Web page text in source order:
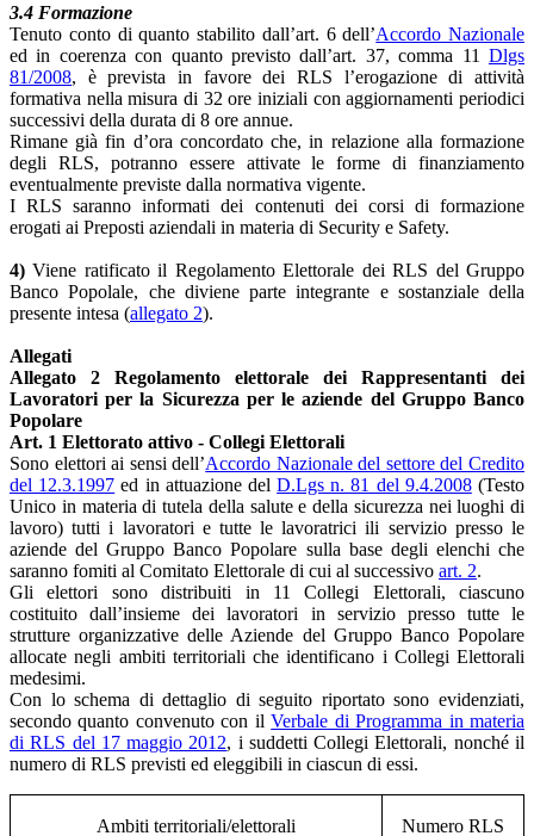
3.4 Formazione
Tenuto conto di quanto stabilito dall’art. 6 dell’Accordo Nazionale
ed in coerenza con quanto previsto dall’art. 37, comma 11 Dlgs
81/2008, è prevista in favore dei RLS l’erogazione di attività
formativa nella misura di 32 ore iniziali con aggiornamenti periodici
successivi della durata di 8 ore annue.
Rimane già fin d’ora concordato che, in relazione alla formazione
degli RLS, potranno essere attivate le forme di finanziamento
eventualmente previste dalla normativa vigente.
I RLS saranno informati dei contenuti dei corsi di formazione
erogati ai Preposti aziendali in materia di Security e Safety.
4) Viene ratificato il Regolamento Elettorale dei RLS del Gruppo
Banco Popolale, che diviene parte integrante e sostanziale della
presente intesa (allegato 2).
Allegati
Allegato 2 Regolamento elettorale dei Rappresentanti dei
Lavoratori per la Sicurezza per le aziende del Gruppo Banco
Popolare
Art. 1 Elettorato attivo - Collegi Elettorali
Sono elettori ai sensi dell’Accordo Nazionale del settore del Credito
del 12.3.1997 ed in attuazione delD.Lgs n. 81 del 9.4.2008(Testo
Unico in materia di tutela della salute e della sicurezza nei luoghi di
lavoro) tutti i lavoratori e tutte le lavoratrici ili servizio presso le
aziende del Gruppo Banco Popolare sulla base degli elenchi che
saranno fomiti al Comitato Elettorale di cui al successivo art. 2.
Gli elettori sono distribuiti in 11 Collegi Elettorali, ciascuno
costituito dall’insieme dei lavoratori in servizio presso tutte le
strutture organizzative delle Aziende del Gruppo Banco Popolare
allocate negli ambiti territoriali che identificano i Collegi Elettorali
medesimi.
Con lo schema di dettaglio di seguito riportato sono evidenziati,
secondo quanto convenuto con ilVerbale di Programma in materia
di RLS del 17 maggio 2012, i suddetti Collegi Elettorali, nonché il
numero di RLS previsti ed eleggibili in ciascun di essi.
Ambiti territoriali/elettorali Numero RLS